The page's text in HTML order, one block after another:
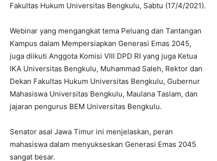
Fakultas Hukum Universitas Bengkulu, Sabtu (17/4/2021).
Webinar yang mengangkat tema Peluang dan Tantangan
Kampus dalam Mempersiapkan Generasi Emas 2045,
juga diikuti Anggota Komisi VIII DPD RI yang juga Ketua
IKA Universitas Bengkulu, Muhammad Saleh, Rektor dan
Dekan Fakultas Hukum Universitas Bengkulu, Gubernur
Mahasiswa Universitas Bengkulu, Maulana Taslam, dan
jajaran pengurus BEM Universitas Bengkulu.
Senator asal Jawa Timur ini menjelaskan, peran
mahasiswa dalam menyukseskan Generasi Emas 2045
sangat besar.